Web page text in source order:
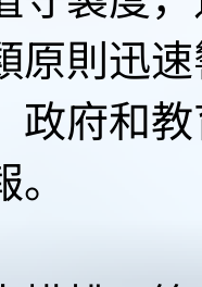
原則迅
政府和